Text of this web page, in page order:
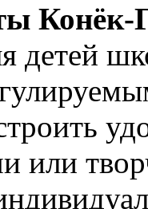
Конёк-
детей
или